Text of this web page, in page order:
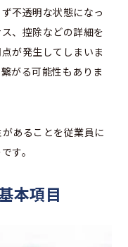
不透明な状態になっ
、控除などの詳細を
が発生してしまいま
がる可能性もありま
あることを従業員に
す。
本項目